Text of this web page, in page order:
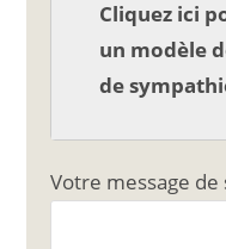
Cliquez ici
un modèle
de
Votre message